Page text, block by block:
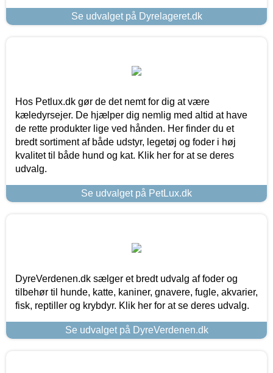
Se udvalget på Dyrelageret.dk
Hos Petlux.dk gør de det nemt for dig at være
kæledyrsejer. De hjælper dig nemlig med altid at have
de rette produkter lige ved hånden. Her finder du et
bredt sortiment af både udstyr, legetøj og foder i høj
kvalitet til både hund og kat. Klik her for at se deres
udvalg.
Se udvalget på PetLux.dk
DyreVerdenen.dk sælger et bredt udvalg af foder og
tilbehør til hunde, katte, kaniner, gnavere, fugle, akvarier,
fisk, reptiller og krybdyr. Klik her for at se deres udvalg.
Se udvalget på DyreVerdenen.dk